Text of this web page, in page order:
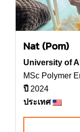
Nat (Pom)
University of
MSc Polymer
ปี 2024
ประเทศ